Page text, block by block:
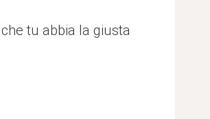
tu abbia la giusta